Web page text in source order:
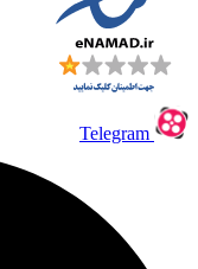
Telegram